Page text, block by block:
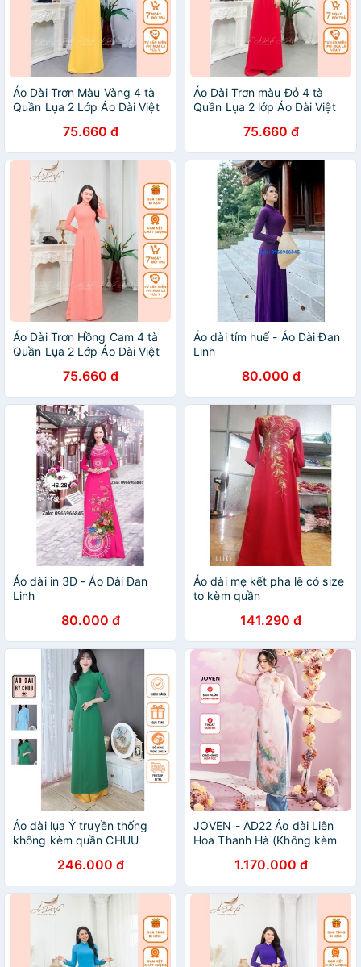
Áo Dài Trơn Màu Vàng 4 tà
Quần Lụa 2 Lớp Áo Dài Việt
75.660 đ
Áo Dài Trơn màu Đỏ 4 tà
Quần Lụa 2 lớp Áo Dài Việt
75.660 đ
Áo Dài Trơn Hồng Cam 4 tà
Quần Lụa 2 Lớp Áo Dài Việt
75.660 đ
Áo dài tím huế - Áo Dài Đan
Linh
80.000 đ
Áo dài in 3D - Áo Dài Đan
Linh
80.000 đ
Áo dài mẹ kết pha lê có size
to kèm quần
141.290 đ
Áo dài lụa Ý truyền thống
không kèm quần CHUU
246.000 đ
JOVEN - AD22 Áo dài Liên
Hoa Thanh Hà (Không kèm
1.170.000 đ